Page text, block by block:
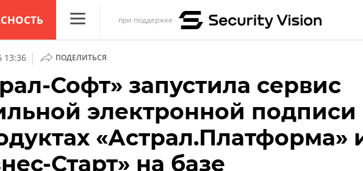
Конференции
Маркет
Техника
ТВ
при поддержке
13:36 | ПОДЕЛИТЬСЯ
Софт» запустила сервис
электронной подписи
«Астрал.Платформа»
Старт» на базе